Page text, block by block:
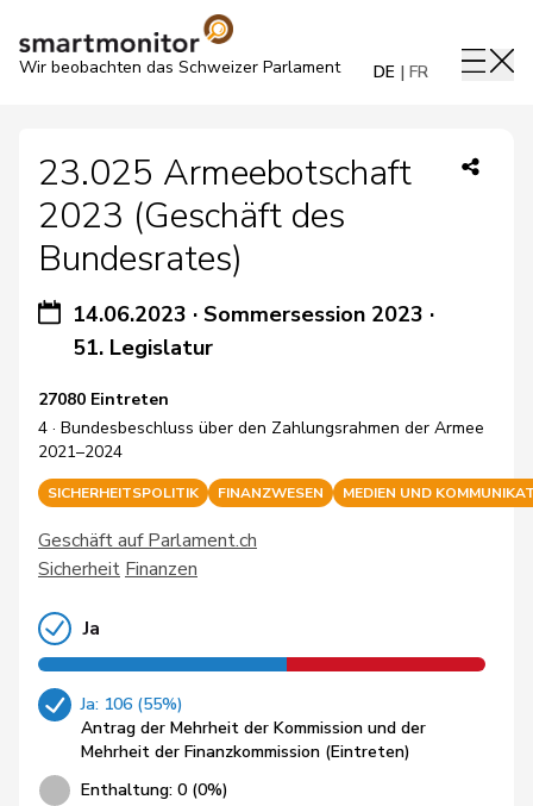
Wir beobachten das Schweizer Parlament DE FR
23.025 Armeebotschaft
2023 (Geschäft des
Bundesrates)
14.06.2023 ·Sommersession 2023 ·
51. Legislatur
27080 Eintreten
4 · Bundesbeschluss über den Zahlungsrahmen der Armee
2021–2024
SICHERHEITSPOLITIK FINANZWESEN MEDIEN UND
Geschäft auf Parlament.ch
Sicherheit Finanzen
Ja
Ja: 106 (55%)
Antrag der Mehrheit der Kommission und der
Mehrheit der Finanzkommission (Eintreten)
Enthaltung: 0 (0%)